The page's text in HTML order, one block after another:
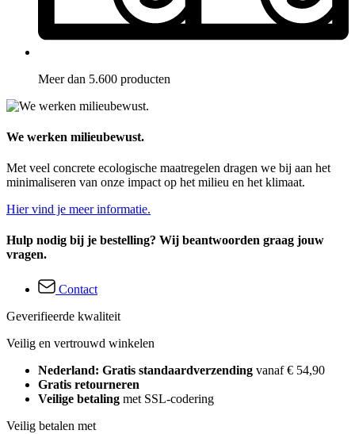
Meer dan 5.600 producten
We werken milieubewust.
Met veel concrete ecologische maatregelen dragen we bij aan het
minimaliseren van onze impact op het milieu en het klimaat.
Hier vind je meer informatie.
Hulp nodig bij je bestelling? Wij beantwoorden graag jouw
vragen.
Contact
Geverifieerde kwaliteit
Veilig en vertrouwd winkelen
Nederland: Gratis standaardverzending vanaf € 54,90
Gratis retourneren
Veilige betaling met SSL-codering
Veilig betalen met